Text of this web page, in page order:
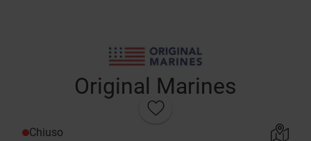
Original Marines
Chiuso